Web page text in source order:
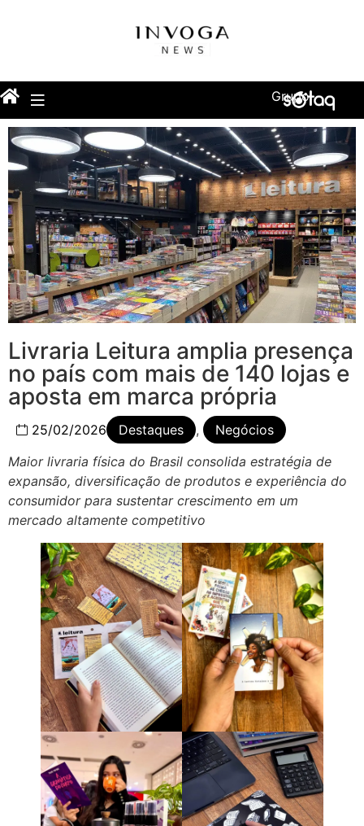
Grupo
Livraria Leitura amplia presença
no país com mais de 140 lojas e
aposta em marca própria
25/02/2026 Destaques ,
Negócios
Maior livraria física do Brasil consolida estratégia de
expansão, diversificação de produtos e experiência do
consumidor para sustentar crescimento em um
mercado altamente competitivo